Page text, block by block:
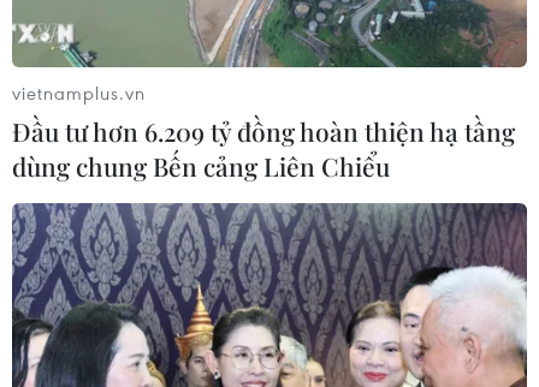
vietnamplus.vn
Đầu tư hơn 6.209 tỷ đồng hoàn thiện hạ tầng
dùng chung Bến cảng Liên Chiểu